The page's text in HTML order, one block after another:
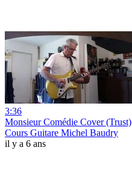
3:36
Monsieur Comédie Cover (Trust)
Cours Guitare Michel Baudry
il y a 6 ans